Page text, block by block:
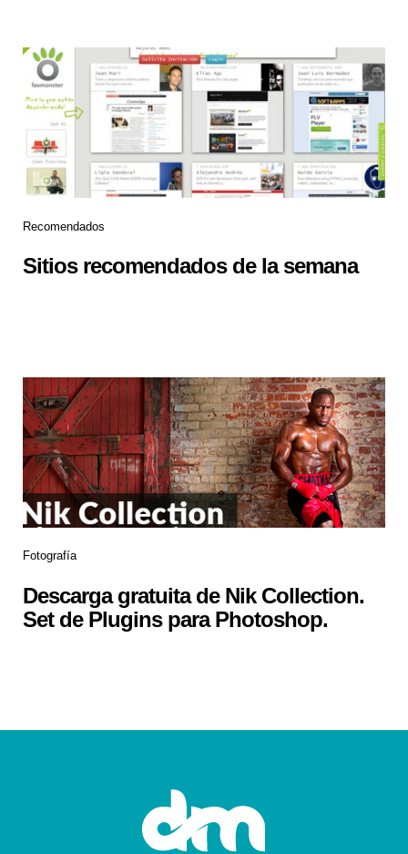
Recomendados
Sitios recomendados de la semana
Fotografía
Descarga gratuita de Nik Collection.
Set de Plugins para Photoshop.